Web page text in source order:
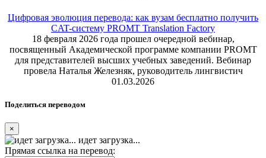
Цифровая эволюция перевода: как вузам бесплатно получить
CAT-систему PROMT Translation Factory
18 февраля 2026 года прошел очередной вебинар,
посвященный Академической программе компании PROMT
для представителей высших учебных заведений. Вебинар
провела Наталья Железняк, руководитель лингвистич
01.03.2026
Поделиться переводом
×
идет загрузка...
Прямая ссылка на перевод: